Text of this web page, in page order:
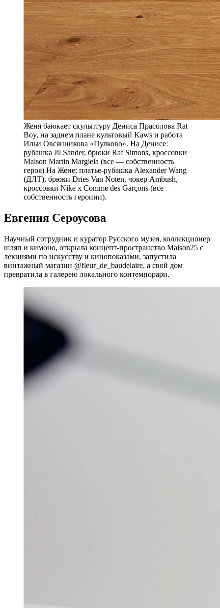
Женя баюкает скульптуру Дениса Прасолова Rat
Boy, на заднем плане культовый Kaws и работа
Ильи Овсянникова «Пулково». На Денисе:
рубашка Jil Sander, брюки Raf Simons, кроссовки
Maison Martin Margiela (все — собственность
героя) На Жене: платье-рубашка Alexander Wang
(ДЛТ), брюки Dries Van Noten, чокер Ambush,
кроссовки Nike x Comme des Garçons (все —
собственность героини).
Евгения Сероусова
Научный сотрудник и куратор Русского музея, коллекционер
шляп и кимоно, открыла концепт-пространство Maison25 с
лекциями по искусству и кинопоказами, запустила
винтажный магазин @fleur_de_baudelaire, а свой дом
превратила в галерею локального контемпорари.